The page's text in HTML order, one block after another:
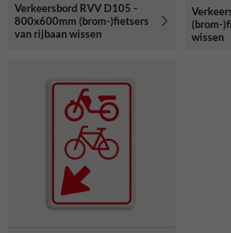
Verkeersbord RVV D105 -
800x600mm (brom-)fietsers
van rijbaan wissen
(brom-
wissen